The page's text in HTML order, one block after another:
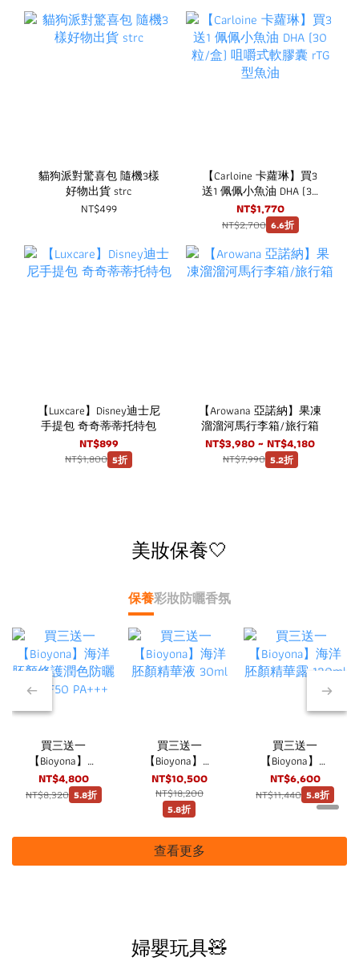
貓狗派對驚喜包 隨機3樣
好物出貨 strc
NT$499
【Carloine 卡蘿琳】買3
送1 佩佩小魚油 DHA (30
粒/盒) 咀嚼式軟膠囊 rTG
型魚油
NT$1,770
NT$2,700 6.6折
【Luxcare】Disney迪士尼
手提包 奇奇蒂蒂托特包
NT$899
NT$1,800 5折
【Arowana 亞諾納】果凍
溜溜河馬行李箱/旅行箱
NT$3,980 ~ NT$4,180
NT$7,990 5.2折
美妝保養🤍
保養彩妝防曬香氛
買三送一
【Bioyona】海
洋胚顏修護潤色
防曬霜 SPF50
PA+++
NT$4,800
NT$8,320 5.8折
買三送一
【Bioyona】海
洋胚顏精華液
30ml
NT$10,500
NT$18,200
5.8折
買三送一
【Bioyona】海
洋胚顏精華露
120ml
NT$6,600
NT$11,440 5.8折
查看更多
婦嬰玩具🧸